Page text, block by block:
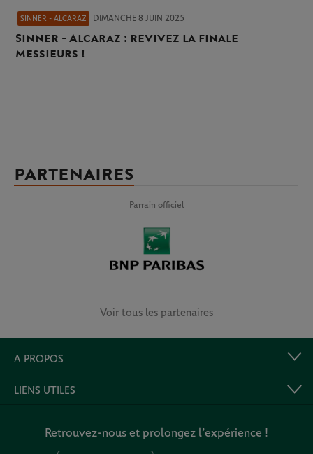
SINNER - ALCARAZ DIMANCHE 8 JUIN 2025
Sinner - Alcaraz : revivez la finale
messieurs !
PARTENAIRES
Parrain officiel
Voir tous les partenaires
A PROPOS
LIENS UTILES
Retrouvez-nous et prolongez l’expérience !